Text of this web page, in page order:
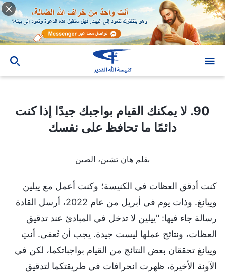
90. لا يمكنك القيام بواجبك جيدًا إذا كنت
دائمًا ما تحافظ على نفسك
بقلم هان تشين، الصين
كنت أدقق العظات في الكنيسة؛ وكنت أعمل مع ييلين
وييانغ. وذات يوم في أبريل من عام 2022، أرسل القادة
رسالة جاء فيها: "ييلين لا تدخل في المبادئ عند تدقيق
العظات، ونتائج عملها ليست جيدة. يجب أن تُعفى. أنتِ
وييانغ تحققان بعض النتائج من القيام بواجباتكما، لكن في
الآونة الأخيرة، ظهرت انحرافات في طريقتكما لتدقيق